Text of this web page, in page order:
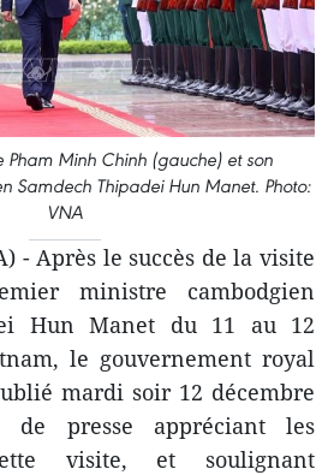
Pham Minh Chinh (gauche) et son
Samdech Thipadei Hun Manet. Photo:
VNA
- Après le succès de la visite
ministre cambodgien
Hun Manet du 11 au 12
le gouvernement royal
mardi soir 12 décembre
de presse appréciant les
visite, et soulignant